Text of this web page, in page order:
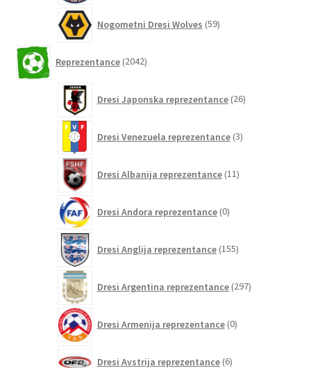
Nogometni Dresi Wolves 59izdelkov
Reprezentance 2042izdelkov
Dresi Japonska reprezentance 26izdelkov
Dresi Venezuela reprezentance 3izdelki
Dresi Albanija reprezentance 11izdelkov
Dresi Andora reprezentance 0izdelkov
Dresi Anglija reprezentance 155izdelkov
Dresi Argentina reprezentance 297izdelkov
Dresi Armenija reprezentance 0izdelkov
Dresi Avstrija reprezentance 6